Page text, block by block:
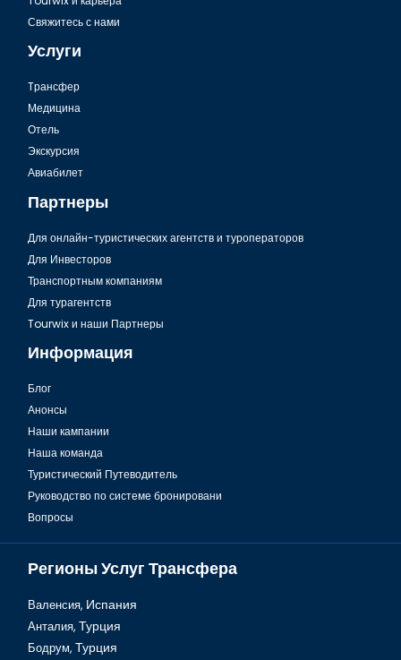
Свяжитесь с нами
Услуги
Tрансфер
Медицина
Отель
Экскурсия
Авиабилет
Партнеры
Для онлайн-туристических агентств и туроператоров
Для Инвесторов
Транспортным компаниям
Для турагентств
Tourwix и наши Партнеры
Информация
Блог
Анонсы
Наши кампании
Наша команда
Туристический Путеводитель
Руководство по системе бронировани
Вопросы
Регионы Услуг Трансфера
Валенсия, Испания
Анталия, Турция
Бодрум, Турция